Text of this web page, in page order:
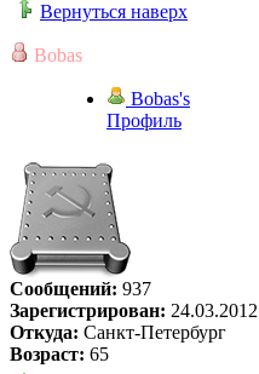
Вернуться наверх
Bobas
Bobas's
Профиль
Сообщений: 937
Зарегистрирован: 24.03.2012
Откуда: Санкт-Петербург
Возраст: 65